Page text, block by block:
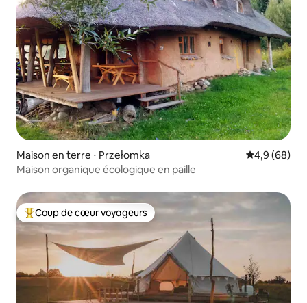
Maison en terre ⋅ Przełomka Évaluation
4,9 (68)
Maison organique écologique en paille
Coups de cœur voyageurs les plus appréciés
Coup de cœur voyageurs